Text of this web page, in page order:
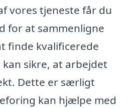
vores tjeneste får du
for at sammenligne
finde kvalificerede
sikre, at arbejdet
Dette er særligt
kan hjælpe med